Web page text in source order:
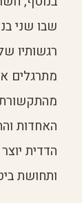
שבו שני
רגשותיו
מתרגלים
מהתקשורת
האחדות
הדדית
ותחושת